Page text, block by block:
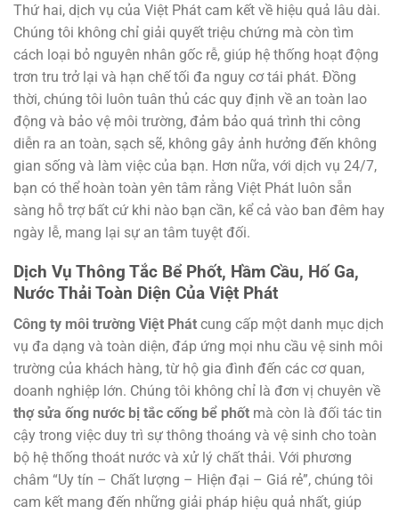
Thứ hai, dịch vụ của Việt Phát cam kết về hiệu quả lâu dài.
Chúng tôi không chỉ giải quyết triệu chứng mà còn tìm
cách loại bỏ nguyên nhân gốc rễ, giúp hệ thống hoạt động
trơn tru trở lại và hạn chế tối đa nguy cơ tái phát. Đồng
thời, chúng tôi luôn tuân thủ các quy định về an toàn lao
động và bảo vệ môi trường, đảm bảo quá trình thi công
diễn ra an toàn, sạch sẽ, không gây ảnh hưởng đến không
gian sống và làm việc của bạn. Hơn nữa, với dịch vụ 24/7,
bạn có thể hoàn toàn yên tâm rằng Việt Phát luôn sẵn
sàng hỗ trợ bất cứ khi nào bạn cần, kể cả vào ban đêm hay
ngày lễ, mang lại sự an tâm tuyệt đối.
Dịch Vụ Thông Tắc Bể Phốt, Hầm Cầu, Hố Ga,
Nước Thải Toàn Diện Của Việt Phát
Công ty môi trường Việt Phát cung cấp một danh mục dịch
vụ đa dạng và toàn diện, đáp ứng mọi nhu cầu vệ sinh môi
trường của khách hàng, từ hộ gia đình đến các cơ quan,
doanh nghiệp lớn. Chúng tôi không chỉ là đơn vị chuyên về
thợ sửa ống nước bị tắc cống bể phốt mà còn là đối tác tin
cậy trong việc duy trì sự thông thoáng và vệ sinh cho toàn
bộ hệ thống thoát nước và xử lý chất thải. Với phương
châm “Uy tín – Chất lượng – Hiện đại – Giá rẻ”, chúng tôi
cam kết mang đến những giải pháp hiệu quả nhất, giúp